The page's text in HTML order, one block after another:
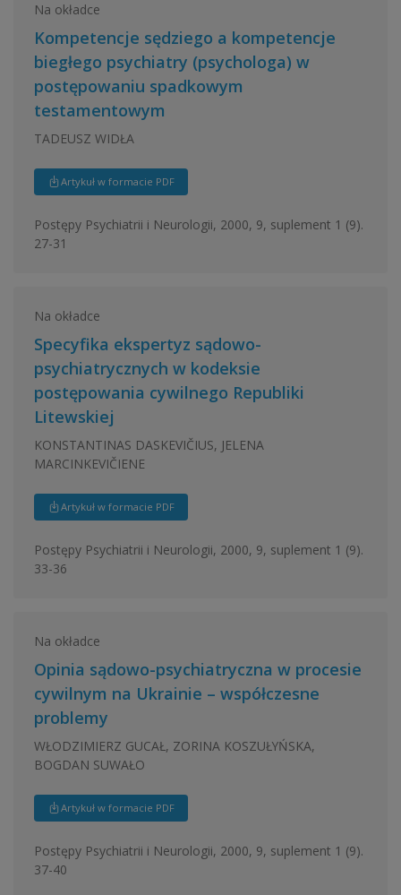
Na okładce
Kompetencje sędziego a kompetencje
biegłego psychiatry (psychologa) w
postępowaniu spadkowym
testamentowym
TADEUSZ WIDŁA
Artykuł w formacie PDF
Postępy Psychiatrii i Neurologii, 2000, 9, suplement 1 (9).
27-31
Na okładce
Specyfika ekspertyz sądowo-
psychiatrycznych w kodeksie
postępowania cywilnego Republiki
Litewskiej
KONSTANTINAS DASKEVIČIUS, JELENA
MARCINKEVIČIENE
Artykuł w formacie PDF
Postępy Psychiatrii i Neurologii, 2000, 9, suplement 1 (9).
33-36
Na okładce
Opinia sądowo-psychiatryczna w procesie
cywilnym na Ukrainie – współczesne
problemy
WŁODZIMIERZ GUCAŁ, ZORINA KOSZUŁYŃSKA,
BOGDAN SUWAŁO
Artykuł w formacie PDF
Postępy Psychiatrii i Neurologii, 2000, 9, suplement 1 (9).
37-40